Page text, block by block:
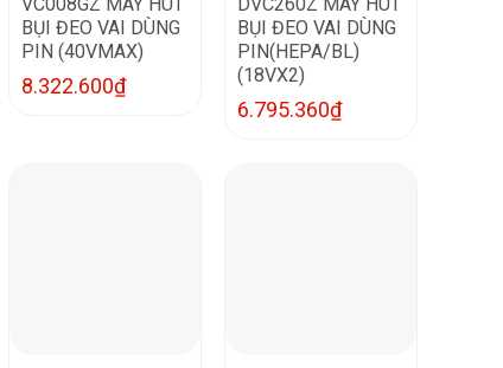
VC008GZ MÁY HÚT
BỤI ĐEO VAI DÙNG
PIN (40VMAX)
8.322.600₫
DVC260Z MÁY HÚT
BỤI ĐEO VAI DÙNG
PIN(HEPA/BL)
(18VX2)
6.795.360₫